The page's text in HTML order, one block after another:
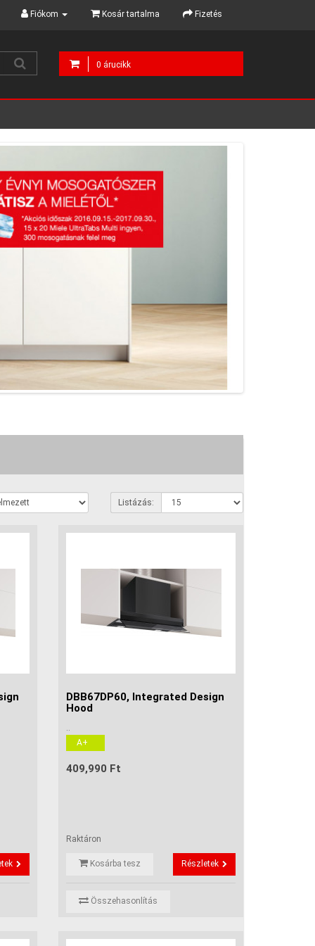
Fiókom Kosár tartalma Fizetés
0 árucikk
Listázás:
DBB67DP60, Integrated Design
Hood
A+
409,990 Ft
Raktáron
Kosárba tesz Részletek
Összehasonlítás